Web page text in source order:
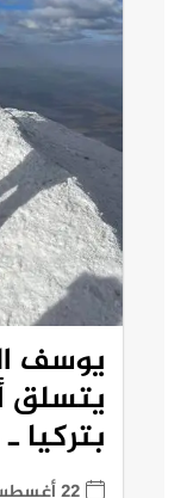
يوسف
يتسلق
بتركيا